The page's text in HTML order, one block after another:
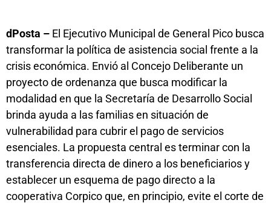
dPosta – El Ejecutivo Municipal de General Pico busca
transformar la política de asistencia social frente a la
crisis económica. Envió al Concejo Deliberante un
proyecto de ordenanza que busca modificar la
modalidad en que la Secretaría de Desarrollo Social
brinda ayuda a las familias en situación de
vulnerabilidad para cubrir el pago de servicios
esenciales. La propuesta central es terminar con la
transferencia directa de dinero a los beneficiarios y
establecer un esquema de pago directo a la
cooperativa Corpico que, en principio, evite el corte de